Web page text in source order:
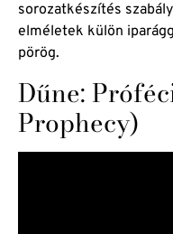
sorozatkészítés
elméletek külön
pörög.
Dűne:
Prophecy)